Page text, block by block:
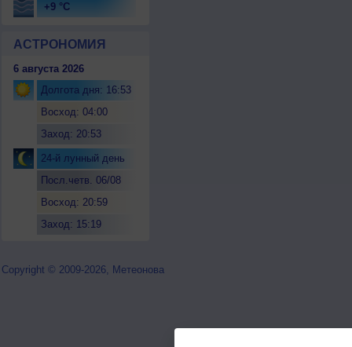
+9 °C
АСТРОНОМИЯ
6 августа 2026
Долгота дня: 16:53
Восход: 04:00
Заход: 20:53
24-й лунный день
Посл.четв. 06/08
Восход: 20:59
Заход: 15:19
Copyright © 2009-2026, Метеонова